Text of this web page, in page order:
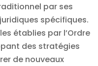
par ses
spécifiques.
établies par l’Ordre
des stratégies
de nouveaux